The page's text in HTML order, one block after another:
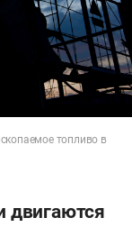
топливо в
двигаются